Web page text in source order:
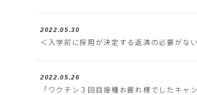
2022.05.30
＜入学前に採用が決定する返済の必要がな
2022.05.26
「ワクチン３回目接種お疲れ様でしたキャ